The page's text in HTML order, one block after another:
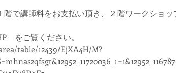
階で講師料をお支払い頂き、２階ワークショッ
をご覧ください。
table/12439/EjXA4H/M?